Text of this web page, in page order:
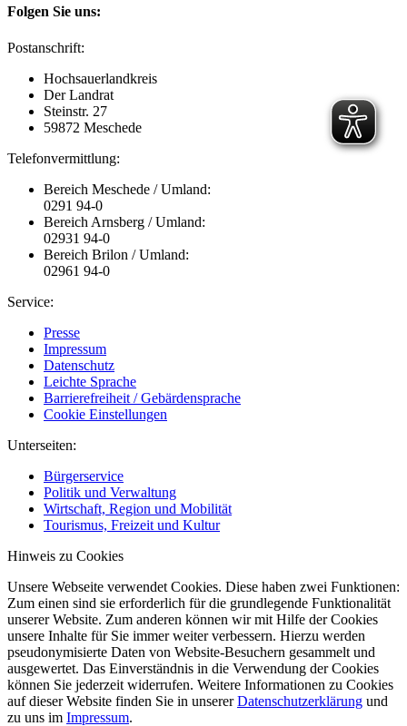
Folgen Sie uns:
Postanschrift:
Hochsauerlandkreis
Der Landrat
Steinstr. 27
59872 Meschede
Telefonvermittlung:
Bereich Meschede / Umland:
0291 94-0
Bereich Arnsberg / Umland:
02931 94-0
Bereich Brilon / Umland:
02961 94-0
Service:
Presse
Impressum
Datenschutz
Leichte Sprache
Barrierefreiheit / Gebärdensprache
Cookie Einstellungen
Unterseiten:
Bürgerservice
Politik und Verwaltung
Wirtschaft, Region und Mobilität
Tourismus, Freizeit und Kultur
Hinweis zu Cookies
Unsere Webseite verwendet Cookies. Diese haben zwei Funktionen:
Zum einen sind sie erforderlich für die grundlegende Funktionalität
unserer Website. Zum anderen können wir mit Hilfe der Cookies
unsere Inhalte für Sie immer weiter verbessern. Hierzu werden
pseudonymisierte Daten von Website-Besuchern gesammelt und
ausgewertet. Das Einverständnis in die Verwendung der Cookies
können Sie jederzeit widerrufen. Weitere Informationen zu Cookies
auf dieser Website finden Sie in unsererDatenschutzerklärung und
zu uns im Impressum.